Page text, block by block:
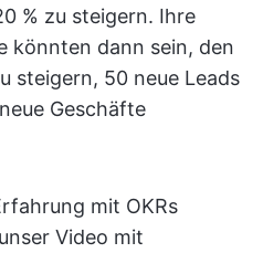
% zu steigern. Ihre
könnten dann sein, den
steigern, 50 neue Leads
Geschäfte
mit OKRs
Video mit